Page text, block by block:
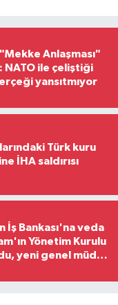
Anlaşması"
NATO ile çeliştiği
yansıtmıyor
Türk kuru
İHA saldırısı
İş Bankası'na veda
Yönetim Kurulu
yeni genel müdür